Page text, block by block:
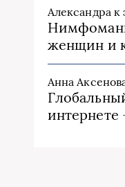
Александрак
женщин и
Анна
интернете